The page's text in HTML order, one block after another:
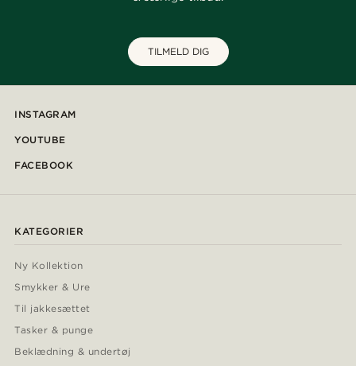
TILMELD DIG
INSTAGRAM
YOUTUBE
FACEBOOK
KATEGORIER
Ny Kollektion
Smykker & Ure
Til jakkesættet
Tasker & punge
Beklædning & undertøj